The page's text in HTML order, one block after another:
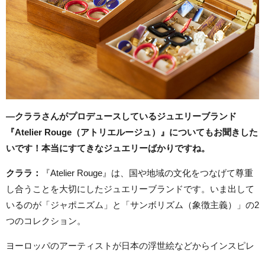
―クララさんがプロデュースしているジュエリーブランド
『Atelier Rouge（アトリエルージュ）』についてもお聞きした
いです！本当にすてきなジュエリーばかりですね。
クララ：
『Atelier Rouge』は、国や地域の文化をつなげて尊重
し合うことを大切にしたジュエリーブランドです。いま出して
いるのが「ジャポニズム」と「サンボリズム（象徴主義）」の2
つのコレクション。
ヨーロッパのアーティストが日本の浮世絵などからインスピレ